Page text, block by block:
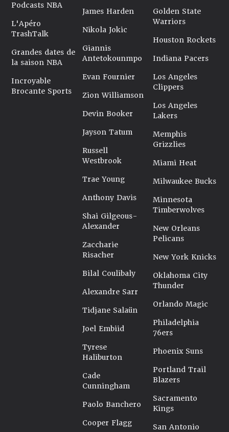
Podcasts NBA
L'Apéro
TrashTalk
Grandes dates de
la saison NBA
Incroyable
Brocante Sports
James Harden
Nikola Jokic
Giannis
Antetokounmpo
Evan Fournier
Zion Williamson
Devin Booker
Jayson Tatum
Russell
Westbrook
Trae Young
Anthony Davis
Shai Gilgeous-
Alexander
Zaccharie
Risacher
Bilal Coulibaly
Alexandre Sarr
Tidjane Salaün
Joel Embiid
Tyrese
Haliburton
Cade
Cunningham
Paolo Banchero
Cooper Flagg
Golden State
Warriors
Houston Rockets
Indiana Pacers
Los Angeles
Clippers
Los Angeles
Lakers
Memphis
Grizzlies
Miami Heat
Milwaukee Bucks
Minnesota
Timberwolves
New Orleans
Pelicans
New York Knicks
Oklahoma City
Thunder
Orlando Magic
Philadelphia
76ers
Phoenix Suns
Portland Trail
Blazers
Sacramento
Kings
San Antonio